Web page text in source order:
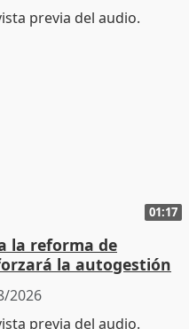
01:17
la reforma de
la autogestión
2026